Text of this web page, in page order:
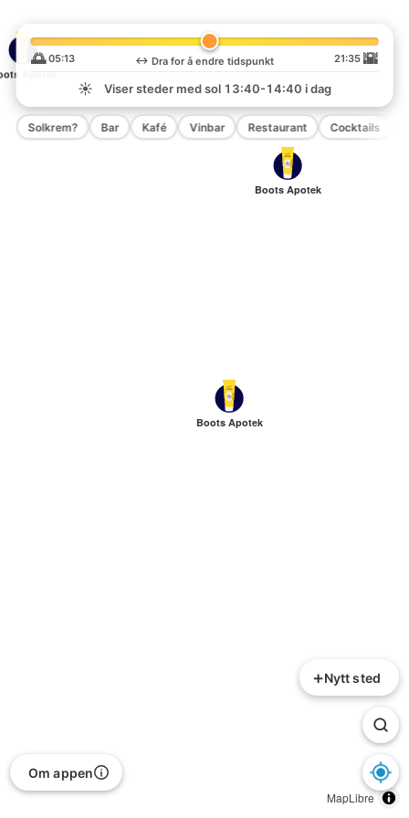
Boots Apotek
Boots Apotek
Apotek
MapLibre
+Nytt sted
🌅 05:13 ↔️ Dra for å endre tidspunkt 21:35 🌇
☀️
Viser steder med sol 13:40-14:40 i dag
Solkrem? Bar Kafé Vinbar Restaurant Cocktails
Om appen